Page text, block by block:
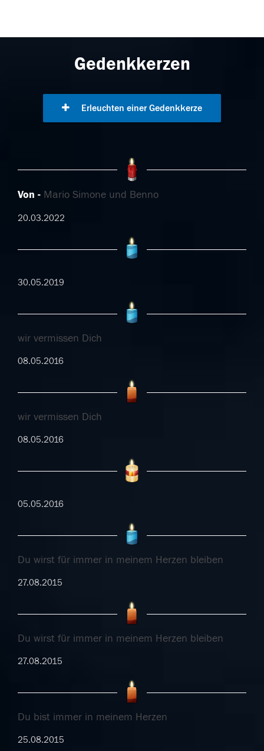
Gedenkkerzen
Erleuchten einer Gedenkkerze
Von Mario Simone und Benno
20.03.2022
30.05.2019
wir vermissen Dich
08.05.2016
wir vermissen Dich
08.05.2016
05.05.2016
Du wirst für immer in meinem Herzen bleiben
27.08.2015
Du wirst für immer in meinem Herzen bleiben
27.08.2015
Du bist immer in meinem Herzen
25.08.2015